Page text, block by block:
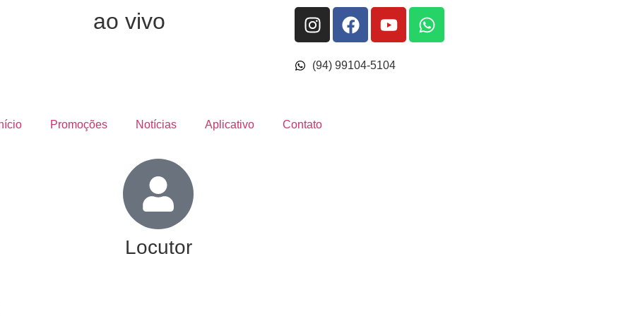
ao vivo
(94) 99104-5104
Promoções Notícias Aplicativo Contato
Locutor